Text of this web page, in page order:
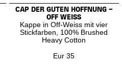
CAP DER GUTEN HOFFNUNG –
OFF WEISS
Kappe in Off-Weiss mit vier
Stickfarben, 100% Brushed
Heavy Cotton
Eur 35